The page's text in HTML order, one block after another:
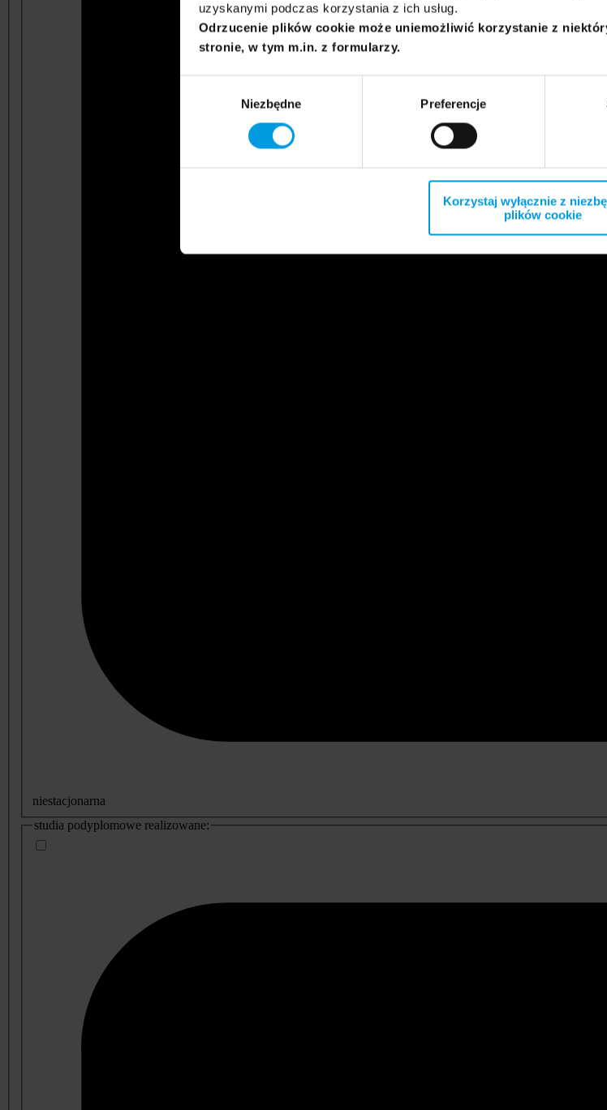
uzyskanymi podczas korzystania z ich usług.
Odrzucenie plików cookie może uniemożliwić korzystanie z
stronie, w tym m.in. z formularzy.
Niezbędne Preferencje
Korzystaj wyłącznie z
plików cookie
niestacjonarna
studia podyplomowe realizowane: